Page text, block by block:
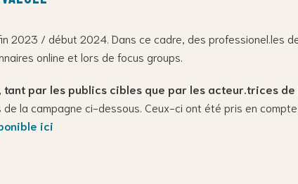
2023 / début 2024. Dans ce cadre, des professionel.les
online et lors de focus groups.
par les publics cibles que par les acteur.trices de
la campagne ci-dessous. Ceux-ci ont été pris en
ici